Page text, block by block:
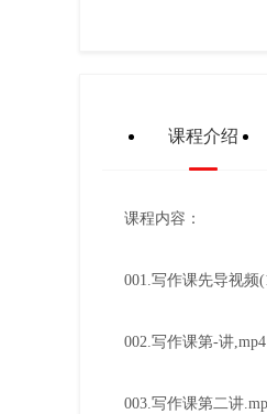
课程介绍
课程内容：
001.写作课先导视频
002.写作课第-讲,mp4
003.写作课第二讲